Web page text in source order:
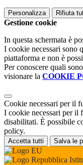
Personalizza Rifiuta
Gestione cookie
In questa schermata è
I cookie necessari sono
piattaforma e non è
Per conoscere quali
visionare la COOKIE
Cookie necessari per il
I cookie necessari per il
disabilitati. È possibile
policy.
Accetta tutti Salva le